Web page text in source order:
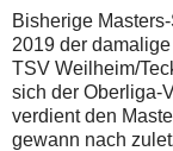
Bisherige
2019 der
TSV Weilheim/
sich der Oberliga-
verdient den
gewann nach